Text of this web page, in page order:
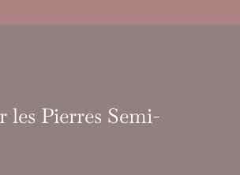
Pierres Semi-